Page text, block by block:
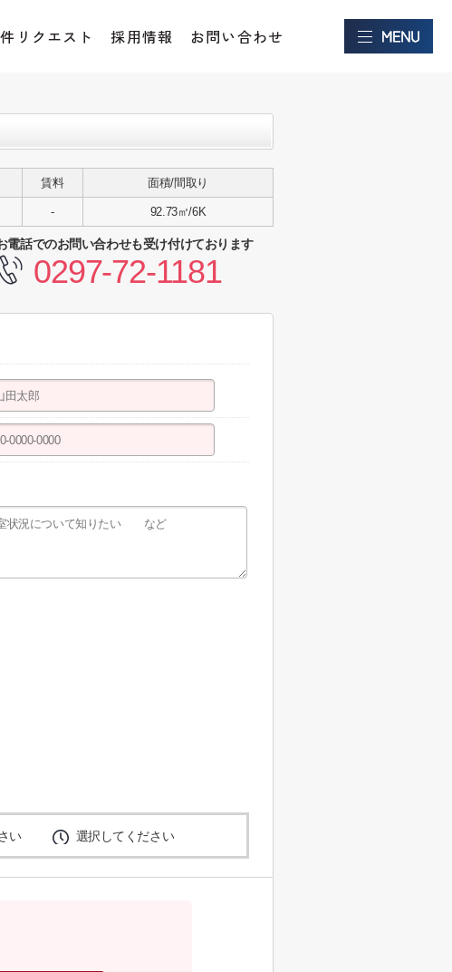
リクエスト 採用情報 お問い合わせ
賃料 面積/間取り
- 92.73㎡/6K
電話でのお問い合わせも受け付けております
0297-72-1181
い 選択してください